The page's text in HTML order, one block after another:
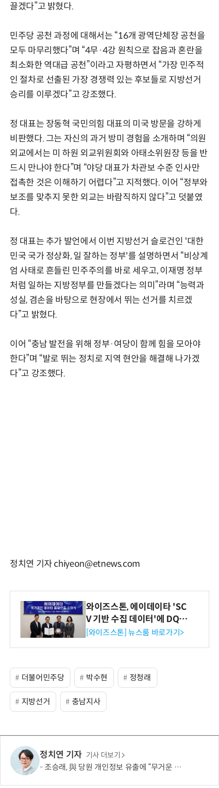
끌겠다”고 밝혔다.
민주당 공천 과정에 대해서는 “16개 광역단체장 공천을
모두 마무리했다”며 “4무·4강 원칙으로 잡음과 혼란을
최소화한 역대급 공천”이라고 자평하면서 “가장 민주적
인 절차로 선출된 가장 경쟁력 있는 후보들로 지방선거
승리를 이루겠다”고 강조했다.
정 대표는 장동혁 국민의힘 대표의 미국 방문을 강하게
비판했다. 그는 자신의 과거 방미 경험을 소개하며 “의원
외교에서는 미 하원 외교위원회와 아태소위원장 등을 반
드시 만나야 한다”며 “야당 대표가 차관보 수준 인사만
접촉한 것은 이해하기 어렵다”고 지적했다. 이어 “정부와
보조를 맞추지 못한 외교는 바람직하지 않다”고 덧붙였
다.
정 대표는 추가 발언에서 이번 지방선거 슬로건인 '대한
민국 국가 정상화, 일 잘하는 정부'를 설명하면서 “비상계
엄 사태로 흔들린 민주주의를 바로 세우고, 이재명 정부
처럼 일하는 지방정부를 만들겠다는 의미”라며 “능력과
성실, 겸손을 바탕으로 현장에서 뛰는 선거를 치르겠
다”고 밝혔다.
이어 “충남 발전을 위해 정부·여당이 함께 힘을 모아야
한다”며 “발로 뛰는 정치로 지역 현안을 해결해 나가겠
다”고 강조했다.
정치연 기자 chiyeon@etnews.com
와이즈스톤, 에이데이타 'SC
V 기반 수집 데이터'에 DQ인
증 최고 등급 수여
[와이즈스톤] 뉴스룸 바로가기>
더불어민주당 박수현 정청래
지방선거 충남지사
정치연 기자 기사 더보기
조승래, 與 당원 개인정보 유출에 “무거운 책임 통감…쇄신 협조할 것”